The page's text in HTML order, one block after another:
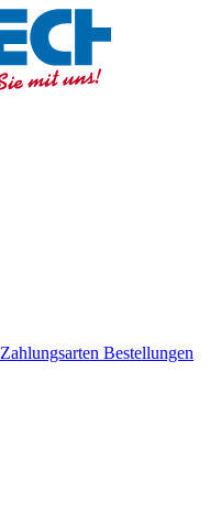
Zahlungsarten Bestellungen